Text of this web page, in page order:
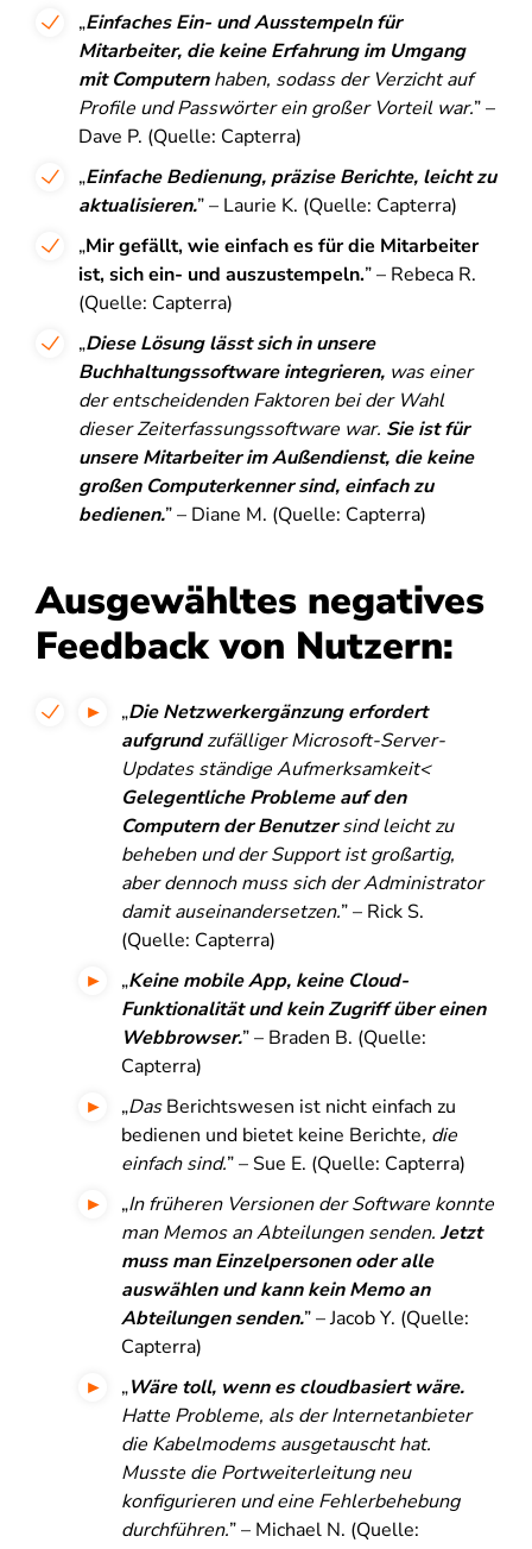
„Einfaches Ein- und Ausstempeln für
Mitarbeiter, die keine Erfahrung im Umgang
mit Computernhaben, sodass der Verzicht auf
Profile und Passwörter ein großer Vorteil war.” –
Dave P. (Quelle: Capterra)
„Einfache Bedienung, präzise Berichte, leicht zu
aktualisieren.” – Laurie K. (Quelle: Capterra)
„Mir gefällt, wie einfach es für die Mitarbeiter
ist, sich ein- und auszustempeln.” – Rebeca R.
(Quelle: Capterra)
„Diese Lösung lässt sich in unsere
Buchhaltungssoftware integrieren, was einer
der entscheidenden Faktoren bei der Wahl
dieser Zeiterfassungssoftware war. Sie ist für
unsere Mitarbeiter im Außendienst, die keine
großen Computerkenner sind, einfach zu
bedienen.” – Diane M. (Quelle: Capterra)
Ausgewähltes negatives
Feedback von Nutzern:
„Die Netzwerkergänzung erfordert
aufgrundzufälliger Microsoft-Server-
Updates ständige Aufmerksamkeit<
Gelegentliche Probleme auf den
Computern der Benutzersind leicht zu
beheben und der Support ist großartig,
aber dennoch muss sich der Administrator
damit auseinandersetzen.” – Rick S.
(Quelle: Capterra)
„Keine mobile App, keine Cloud-
Funktionalität und kein Zugriff über einen
Webbrowser.” – Braden B. (Quelle:
Capterra)
„DasBerichtswesen ist nicht einfach zu
bedienen und bietet keine Berichte, die
einfach sind.” – Sue E. (Quelle: Capterra)
„In früheren Versionen der Software konnte
man Memos an Abteilungen senden. Jetzt
muss man Einzelpersonen oder alle
auswählen und kann kein Memo an
Abteilungen senden.” – Jacob Y. (Quelle:
Capterra)
„Wäre toll, wenn es cloudbasiert wäre.
Hatte Probleme, als der Internetanbieter
die Kabelmodems ausgetauscht hat.
Musste die Portweiterleitung neu
konfigurieren und eine Fehlerbehebung
durchführen.” – Michael N. (Quelle: